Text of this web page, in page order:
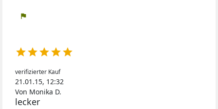
flag

verifizierter Kauf
21.01.15, 12:32
Von Monika D.
lecker